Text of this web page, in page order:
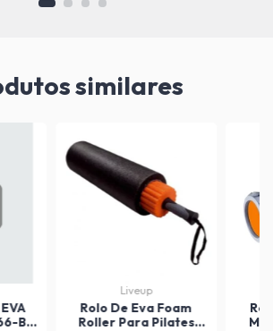
similares
B
Liveup
Rolo De Eva Foam
Roller Para Pilates